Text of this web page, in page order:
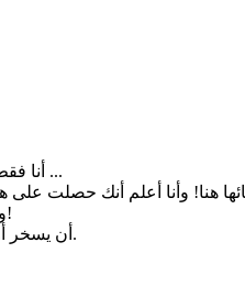
أنا فقط أريد أن الحيوانات الأليفة ذلك ...
هنا! وأنا أعلم أنك حصلت على
ولكن عليك أن تعطيني الماوس!
(ت) أن يسخر أو يسخرون. فعل السخرية.